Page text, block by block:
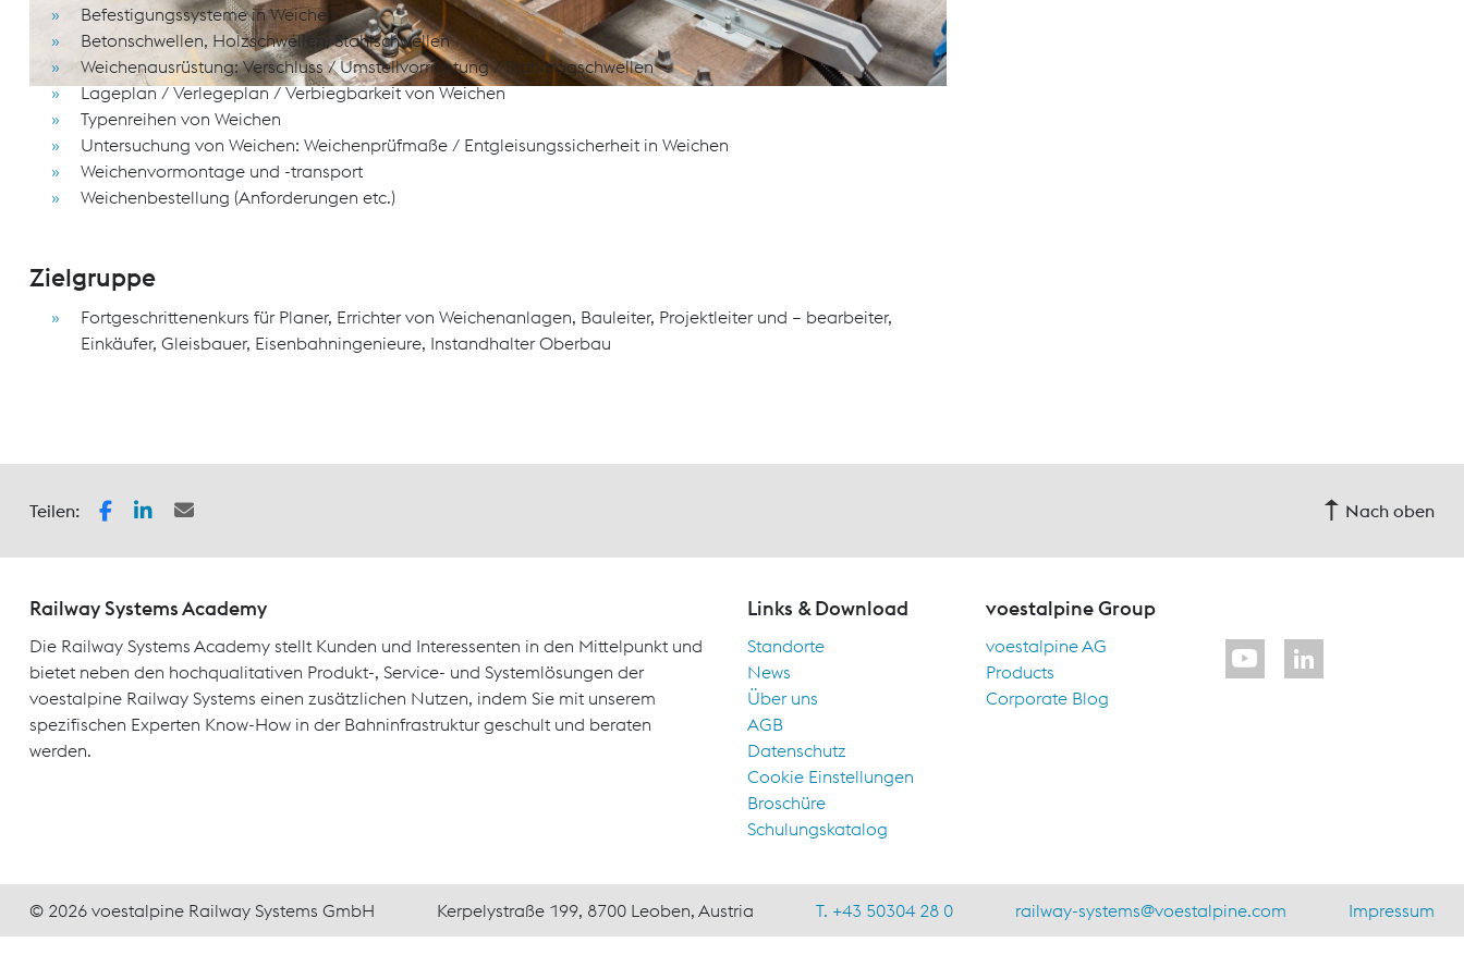
Befestigungssysteme in Weichen
Betonschwellen, Holzschwellen, Stahlschwellen
Weichenausrüstung: Verschluss / Umstellvorrichtung / Stahltrogschwellen
Lageplan / Verlegeplan / Verbiegbarkeit von Weichen
Typenreihen von Weichen
Untersuchung von Weichen: Weichenprüfmaße / Entgleisungssicherheit in Weichen
Weichenvormontage und -transport
Weichenbestellung (Anforderungen etc.)
Zielgruppe
Fortgeschrittenenkurs für Planer, Errichter von Weichenanlagen, Bauleiter, Projektleiter und – bearbeiter,
Einkäufer, Gleisbauer, Eisenbahningenieure, Instandhalter Oberbau
Teilen: Nach oben
Railway Systems Academy
Die Railway Systems Academy stellt Kunden und Interessenten in den Mittelpunkt und
bietet neben den hochqualitativen Produkt-, Service- und Systemlösungen der
voestalpine Railway Systems einen zusätzlichen Nutzen, indem Sie mit unserem
spezifischen Experten Know-How in der Bahninfrastruktur geschult und beraten
werden.
Links & Download
Standorte
News
Über uns
AGB
Datenschutz
Cookie Einstellungen
Broschüre
Schulungskatalog
voestalpine Group
voestalpine AG
Products
Corporate Blog
© 2026 voestalpine Railway Systems GmbH Kerpelystraße 199, 8700 Leoben, Austria T. +43 50304 28 0 railway-systems@voestalpine.com Impressum